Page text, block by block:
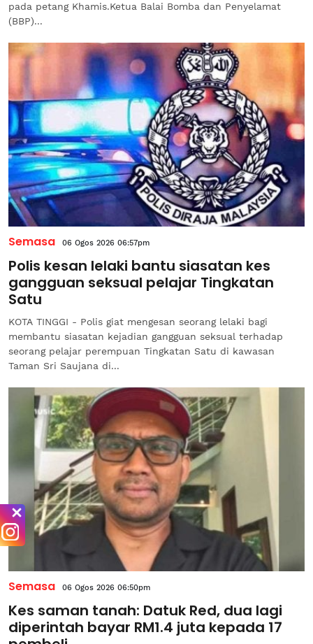
pada petang Khamis.Ketua Balai Bomba dan Penyelamat
(BBP)...
Semasa 06 Ogos 2026 06:57pm
Polis kesan lelaki bantu siasatan kes
gangguan seksual pelajar Tingkatan
Satu
KOTA TINGGI - Polis giat mengesan seorang lelaki bagi
membantu siasatan kejadian gangguan seksual terhadap
seorang pelajar perempuan Tingkatan Satu di kawasan
Taman Sri Saujana di...
Semasa 06 Ogos 2026 06:50pm
Kes saman tanah: Datuk Red, dua lagi
diperintah bayar RM1.4 juta kepada 17